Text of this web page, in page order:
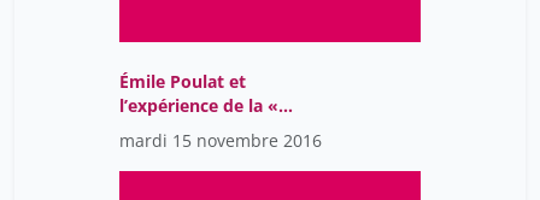
Émile Poulat et
l’expérience de la «
séparation ».
mardi 15 novembre 2016